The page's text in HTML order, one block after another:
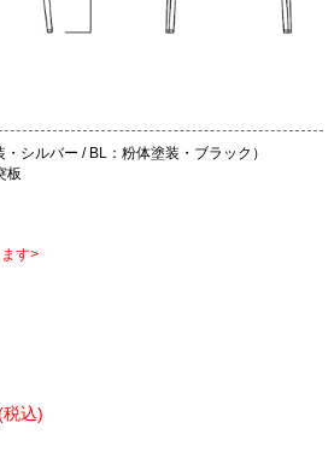
シルバー / BL：粉体塗装・ブラック）
板
す>
税込)